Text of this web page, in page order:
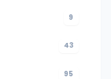
9
43
95